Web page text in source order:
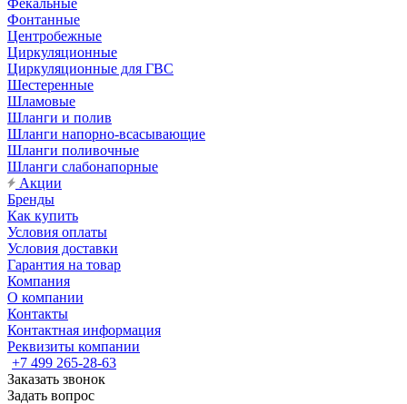
Фекальные
Фонтанные
Центробежные
Циркуляционные
Циркуляционные для ГВС
Шестеренные
Шламовые
Шланги и полив
Шланги напорно-всасывающие
Шланги поливочные
Шланги слабонапорные
Акции
Бренды
Как купить
Условия оплаты
Условия доставки
Гарантия на товар
Компания
О компании
Контакты
Контактная информация
Реквизиты компании
+7 499 265-28-63
Заказать звонок
Задать вопрос